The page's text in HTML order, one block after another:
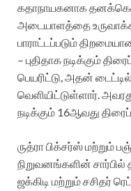
கதாநாயகனாக
அடையாளத்தை
பாராட்டப்படும்
– புதிதாக நடிக்கும்
பெயரிட்டு, அதன்
வெளியிட்டுள்ளார்.
நடிக்கும் 16ஆவது
ருத்ரா பிக்சர்ஸ் மற்றும்
நிறுவனங்களின் சார்பில்
ஜக்கிடி மற்றும் சசிதர்